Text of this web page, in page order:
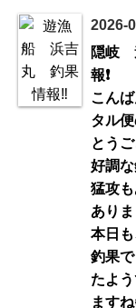
2026-
隠岐
報❗️
こん
タル
とう
好調
猛攻
あり
本日
釣果
たよ
ます